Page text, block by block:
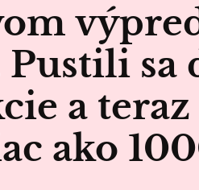
Pustili sa
a
ako